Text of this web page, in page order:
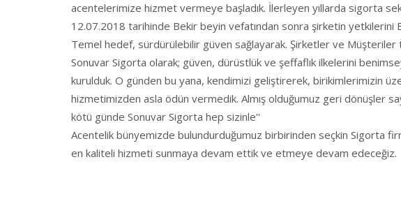
acentelerimize hizmet vermeye başladık. İlerleyen yıllarda sigorta
12.07.2018 tarihinde Bekir beyin vefatından sonra şirketin yetkilerini
Temel hedef, sürdürülebilir güven sağlayarak. Şirketler ve Müşteriler
Sonuvar Sigorta olarak; güven, dürüstlük ve şeffaflık ilkelerini
kurulduk. O günden bu yana, kendimizi geliştirerek, birikimlerimizin
hizmetimizden asla ödün vermedik. Almış olduğumuz geri dönüşler
kötü günde Sonuvar Sigorta hep sizinle''
Acentelik bünyemizde bulundurduğumuz birbirinden seçkin Sigorta
en kaliteli hizmeti sunmaya devam ettik ve etmeye devam edeceğiz.